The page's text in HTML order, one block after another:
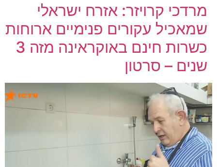
מרדכי קרויזר: אזרח ישראלי
שמאכיל עקורים פנימיים ארוחות
כשרות חינם באוקראינה מזה 3
שנים – סרטון